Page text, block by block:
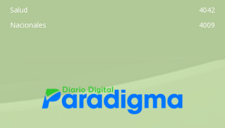
Salud
4042
Nacionales
4009